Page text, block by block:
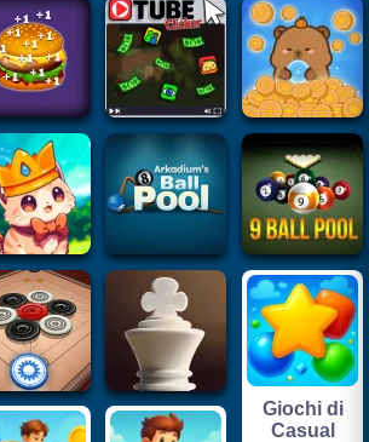
Giochi di
Casual